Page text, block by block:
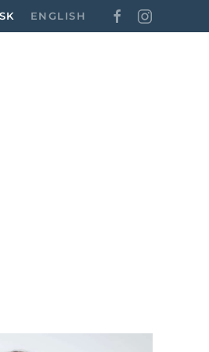
ENGLISH